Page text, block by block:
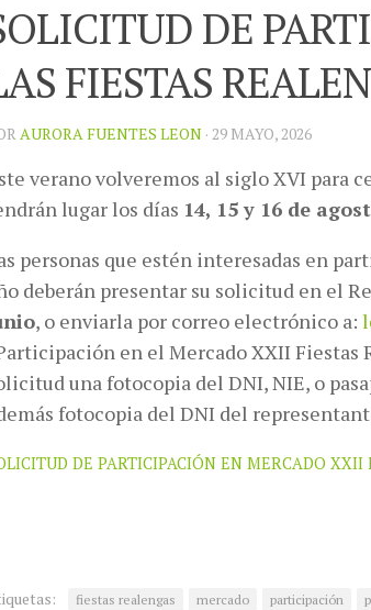
DE
FIESTAS
AURORA FUENTES LEON · 29 MAYO, 2026
verano volveremos al siglo XVI para
lugar los días 14, 15 y 16 de
personas que estén interesadas en
deberán presentar su solicitud en el
, o enviarla por correo electrónico a:
en el Mercado XXII Fiestas
una fotocopia del DNI, NIE, o
fotocopia del DNI del
DE PARTICIPACIÓN EN MERCADO XXII
fiestas realengas mercado participación